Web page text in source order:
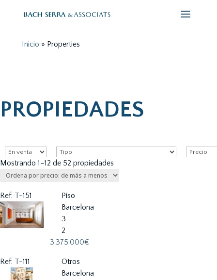
Inicio » Properties
PROPIEDADES
Mostrando 1–12 de 52 propiedades
Ref: T-151
Piso
Barcelona
3
2
3.375.000€
Ref: T-111
Otros
Barcelona